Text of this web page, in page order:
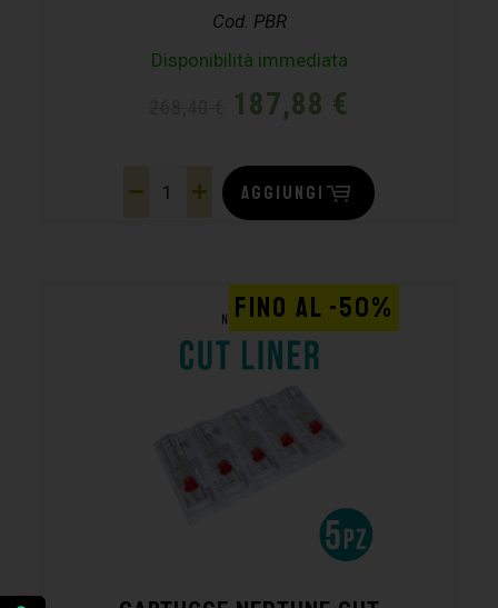
Cod. PBR
Disponibilità immediata
187,88 €
AGGIUNGI
FINO AL -50%